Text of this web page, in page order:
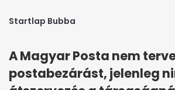
Startlap Bubba
A Magyar Posta nem
postabezárást, jelenleg